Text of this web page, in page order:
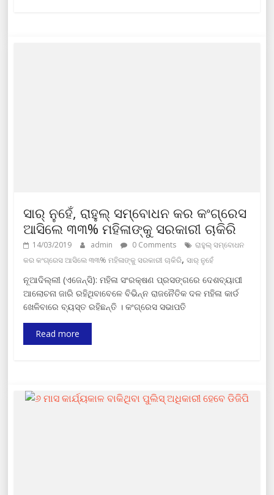
ସାର୍ ନୁହେଁ, ରାହୁଲ୍ ସମ୍ବୋଧନ କର କଂଗ୍ରେସ
ଆସିଲେ ୩୩% ମହିଳାଙ୍କୁ ସରକାରୀ ଚାକିରି
14/03/2019 admin 0 Comments
ରାହୁଲ୍ ସମ୍ବୋଧନ
କର କଂଗ୍ରେସ ଆସିଲେ ୩୩% ମହିଳାଙ୍କୁ ସରକାରୀ ଚାକିରି,ସାର୍ ନୁହେଁ
ନୂଆଦିଲ୍ଲୀ (ଏଜେନ୍ସି): ମହିଳା ସଂରକ୍ଷଣ ପ୍ରସଙ୍ଗରେ ଦେଶବ୍ୟାପୀ
ଆଲୋଚନା ଜାରି ରହିଥିବାବେଳେ ବିଭିନ୍ନ ରାଜନୈତିକ ଦଳ ମହିଳା କାର୍ଡ
ଖେଳିବାରେ ବ୍ୟସ୍ତ ରହିଛନ୍ତି । କଂଗ୍ରେସ ସଭାପତି
Read more